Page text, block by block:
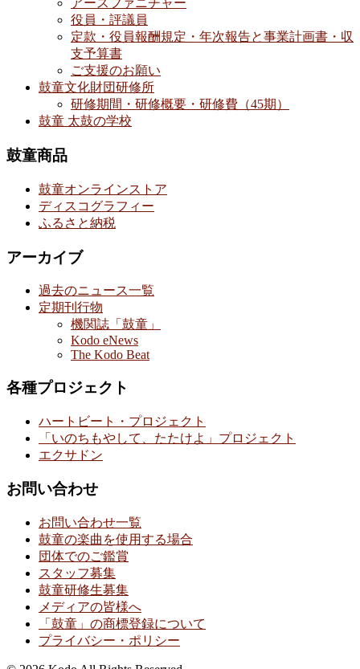
アースファニチャー
役員・評議員
定款・役員報酬規定・年次報告と事業計画書・収
支予算書
ご支援のお願い
鼓童文化財団研修所
研修期間・研修概要・研修費（45期）
鼓童 太鼓の学校
鼓童商品
鼓童オンラインストア
ディスコグラフィー
ふるさと納税
アーカイブ
過去のニュース一覧
定期刊行物
機関誌「鼓童」
Kodo eNews
The Kodo Beat
各種プロジェクト
ハートビート・プロジェクト
「いのちもやして、たたけよ」プロジェクト
エクサドン
お問い合わせ
お問い合わせ一覧
鼓童の楽曲を使用する場合
団体でのご鑑賞
スタッフ募集
鼓童研修生募集
メディアの皆様へ
「鼓童」の商標登録について
プライバシー・ポリシー